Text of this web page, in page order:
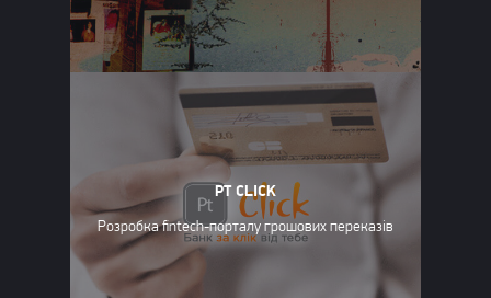
PT CLICK
Розробка fintech-порталу грошових переказів